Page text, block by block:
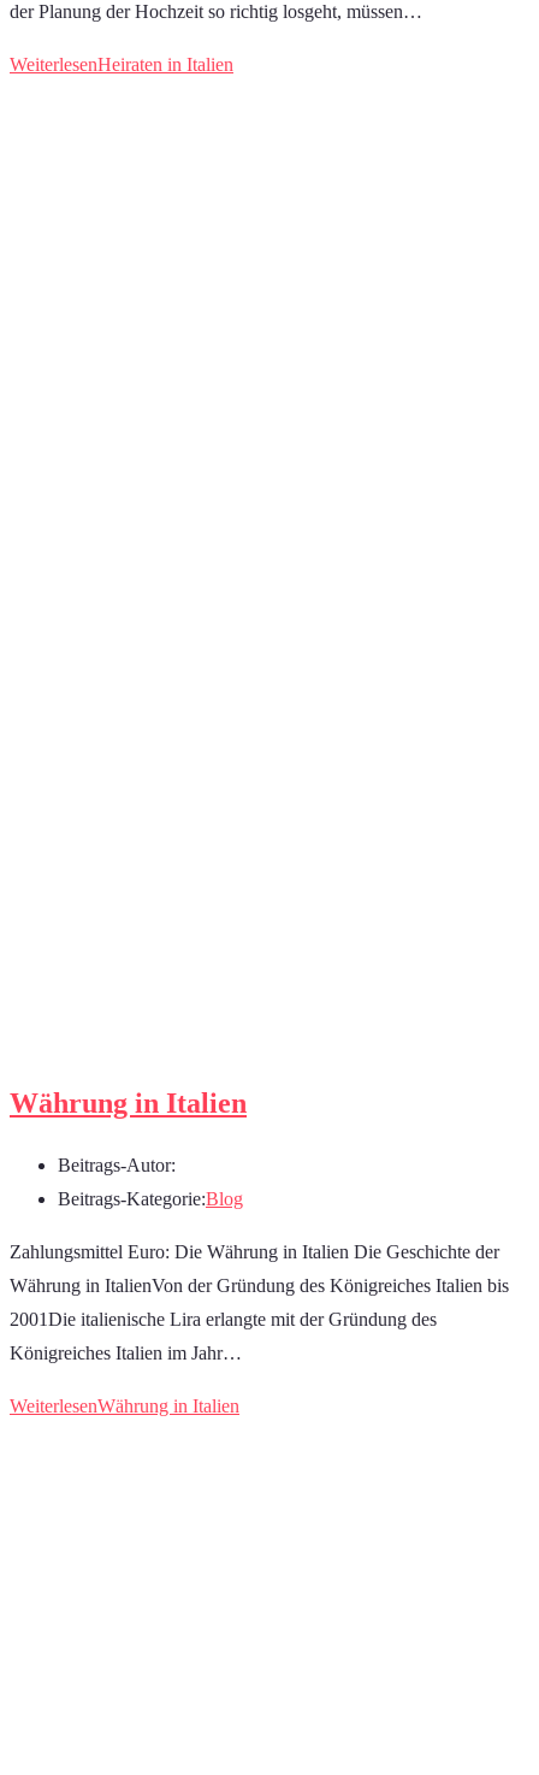
der Planung der Hochzeit so richtig losgeht, müssen…
WeiterlesenHeiraten in Italien
Währung in Italien
Beitrags-Autor:
Beitrags-Kategorie:Blog
Zahlungsmittel Euro: Die Währung in Italien Die Geschichte der
Währung in ItalienVon der Gründung des Königreiches Italien bis
2001Die italienische Lira erlangte mit der Gründung des
Königreiches Italien im Jahr…
WeiterlesenWährung in Italien